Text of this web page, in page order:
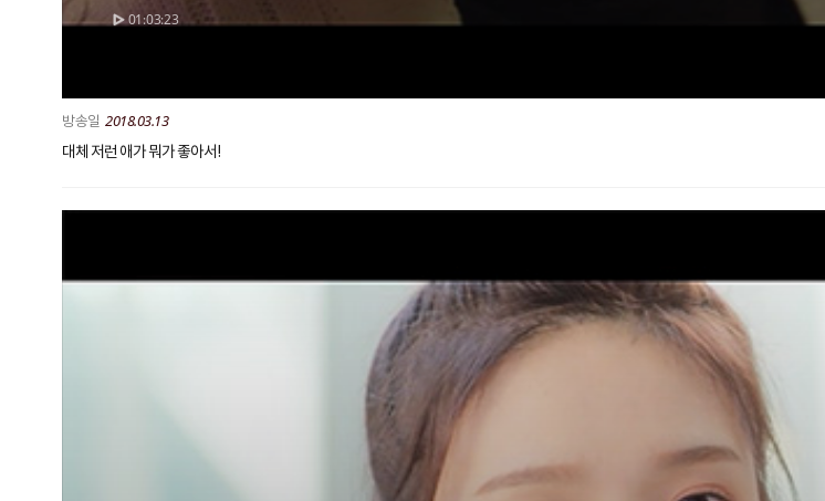
01:03:23
2018.03.13
대체 저런 애가 뭐가 좋아서!